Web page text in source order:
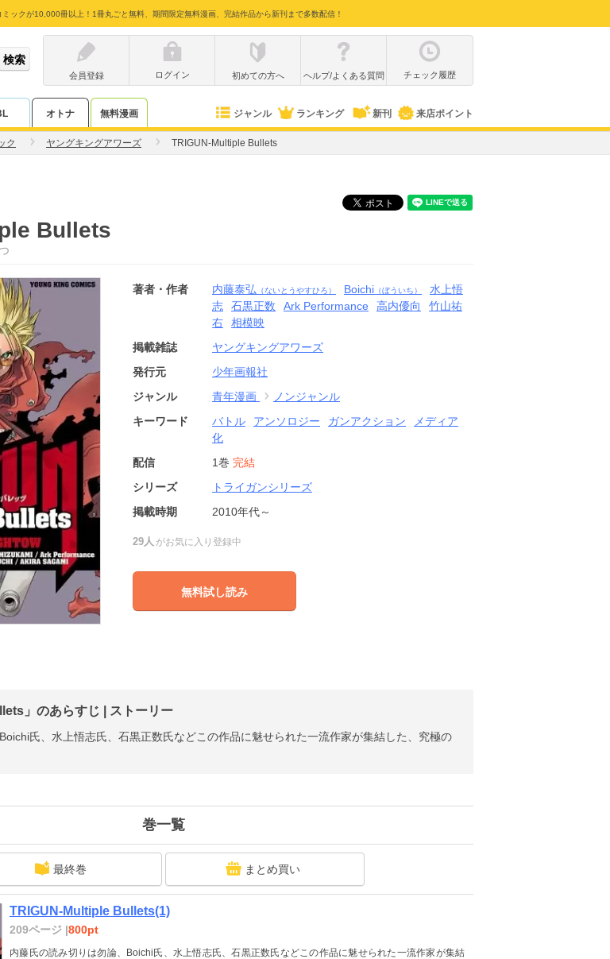
ックが10,000冊以上！1冊丸ごと無料、期間限定無料漫画、完結作品から新刊まで多数配信！
会員登録
ログイン 初めての方へ ヘルプ/よくある質問 チェック履歴
オトナ 無料漫画 ジャンル ランキング 新刊 来店ポイント
ク ヤングキングアワーズ TRIGUN-Multiple Bullets
Bullets
著者・作者 内藤泰弘 （ないとうやすひろ） Boichi （ぼういち）
水上悟
志
石黒正数 Ark Performance 高内優向
竹山祐
右
相模映
掲載雑誌
ヤングキングアワーズ
発行元
少年画報社
ジャンル
青年漫画
ノンジャンル
キーワード
バトル アンソロジー ガンアクション
メディア
化
配信
1巻 完結
シリーズ
トライガンシリーズ
掲載時期
2010年代～
29人 がお気に入り登録中
無料試し読み
」のあらすじ | ストーリー
氏、水上悟志氏、石黒正数氏などこの作品に魅せられた一流作家が集結した、究極の
巻一覧
最終巻 まとめ買い
TRIGUN-Multiple Bullets(1)
209ページ |800pt
内藤氏の読み切りは勿論、Boichi氏、水上悟志氏、石黒正数氏などこの作品に魅せられた一流作家が集結